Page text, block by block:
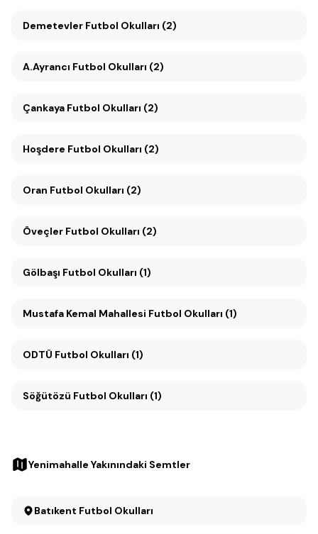
Demetevler Futbol Okulları (2)
A.Ayrancı Futbol Okulları (2)
Çankaya Futbol Okulları (2)
Hoşdere Futbol Okulları (2)
Oran Futbol Okulları (2)
Öveçler Futbol Okulları (2)
Gölbaşı Futbol Okulları (1)
Mustafa Kemal Mahallesi Futbol Okulları (1)
ODTÜ Futbol Okulları (1)
Söğütözü Futbol Okulları (1)
Yenimahalle Yakınındaki Semtler
Batıkent Futbol Okulları